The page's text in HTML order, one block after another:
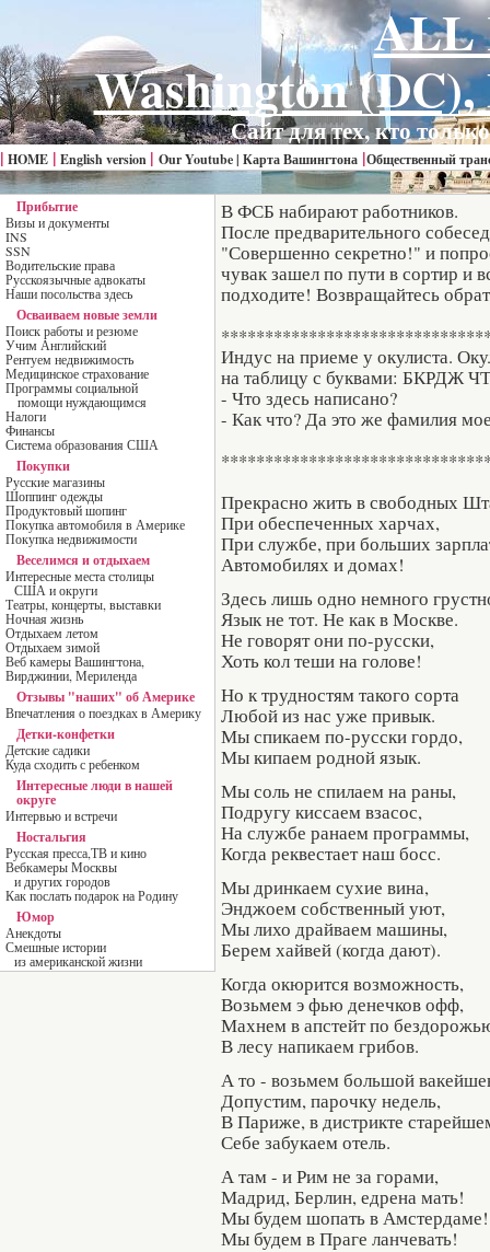
ALL
Washington
Сайт для тех, кто
| HOME | English version | Our Youtube | Карта Вашингтона |Общественный
Прибытие
Визы и документы
INS
SSN
Водительские права
Русскоязычные адвокаты
Наши посольства здесь
Осваиваем новые земли
Поиск работы и резюме
Учим Английский
Рентуем недвижимость
Медицинское страхование
Программы социальной
помощи нуждающимся
Налоги
Финансы
Система образования США
Покупки
Русские магазины
Шоппинг одежды
Продуктовый шопинг
Покупка автомобиля в Америке
Покупка недвижимости
Веселимся и отдыхаем
Интересные места столицы
США и округи
Театры, концерты, выставки
Ночная жизнь
Отдыхаем летом
Отдыхаем зимой
Веб камеры Вашингтона,
Вирджинии, Мериленда
Отзывы "наших" об Америке
Впечатления о поездках в Америку
Детки-конфетки
Детские садики
Куда сходить с ребенком
Интересные люди в нашей
округе
Интервью и встречи
Ностальгия
Русская пресса,ТВ и кино
Вебкамеры Москвы
и других городов
Как послать подарок на Родину
Юмор
Анекдоты
Смешные истории
из американской жизни
В ФСБ набирают работников.
После предварительного
"Совершенно секретно!" и
чувак зашел по пути в сортир и
подходите! Возвращайтесь
Индус на приеме у окулиста.
на таблицу с буквами: БКРДЖ
- Что здесь написано?
- Как что? Да это же фамилия
Прекрасно жить в свободных
При обеспеченных харчах,
При службе, при больших
Автомобилях и домах!
Здесь лишь одно немного
Язык не тот. Не как в Москве.
Не говорят они по-русски,
Хоть кол теши на голове!
Но к трудностям такого сорта
Любой из нас уже привык.
Мы спикаем по-русски гордо,
Мы кипаем родной язык.
Мы соль не спилаем на раны,
Подругу киссаем взасос,
На службе ранаем программы,
Когда реквестает наш босс.
Мы дринкаем сухие вина,
Энджоем собственный уют,
Мы лихо драйваем машины,
Берем хайвей (когда дают).
Когда окюрится возможность,
Возьмем э фью денечков офф,
Махнем в апстейт по
В лесу напикаем грибов.
А то - возьмем большой
Допустим, парочку недель,
В Париже, в дистрикте
Себе забукаем отель.
А там - и Рим не за горами,
Мадрид, Берлин, едрена мать!
Мы будем шопать в Амстердаме!
Мы будем в Праге ланчевать!